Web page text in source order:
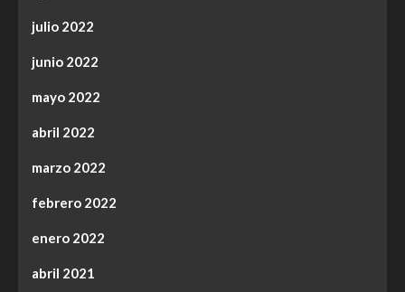
julio 2022
junio 2022
mayo 2022
abril 2022
marzo 2022
febrero 2022
enero 2022
abril 2021